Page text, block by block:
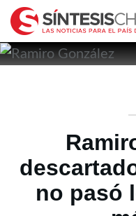
no pasó